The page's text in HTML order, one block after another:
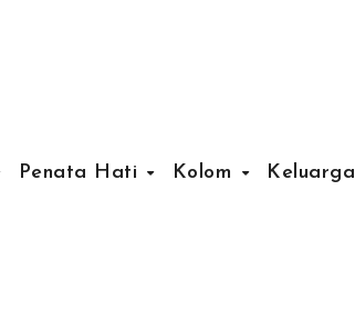
Penata Hati Kolom Keluarga